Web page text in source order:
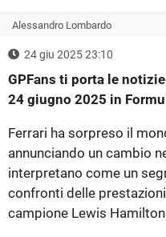
Alessandro Lombardo
24 giu 2025 23:10
GPFans ti porta le
24 giugno 2025 in
Ferrari ha sorpreso il
annunciando un cambio
interpretano come un
confronti delle
campione Lewis